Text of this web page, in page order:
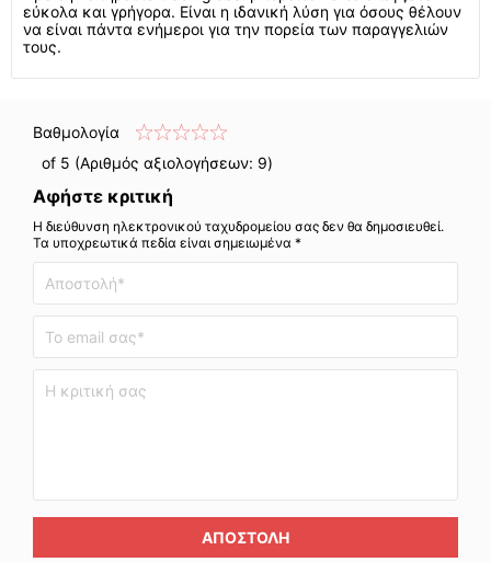
εύκολα και γρήγορα. Είναι η ιδανική λύση για όσους θέλουν
να είναι πάντα ενήμεροι για την πορεία των παραγγελιών
τους.
Βαθμολογία
of 5 (Αριθμός αξιολογήσεων: 9)
Αφήστε κριτική
Η διεύθυνση ηλεκτρονικού ταχυδρομείου σας δεν θα δημοσιευθεί.
Τα υποχρεωτικά πεδία είναι σημειωμένα *
ΑΠΟΣΤΟΛΉ